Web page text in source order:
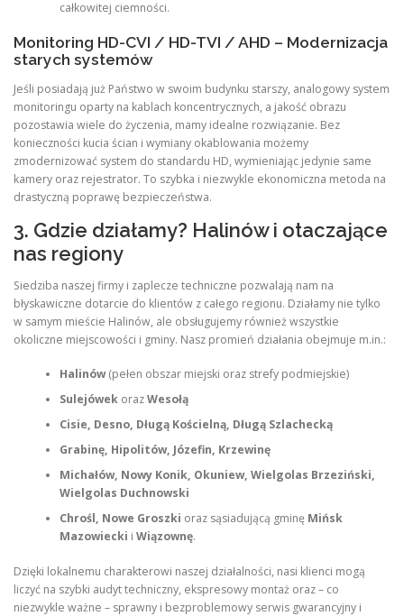
całkowitej ciemności.
Monitoring HD-CVI / HD-TVI / AHD – Modernizacja
starych systemów
Jeśli posiadają już Państwo w swoim budynku starszy, analogowy system
monitoringu oparty na kablach koncentrycznych, a jakość obrazu
pozostawia wiele do życzenia, mamy idealne rozwiązanie. Bez
konieczności kucia ścian i wymiany okablowania możemy
zmodernizować system do standardu HD, wymieniając jedynie same
kamery oraz rejestrator. To szybka i niezwykle ekonomiczna metoda na
drastyczną poprawę bezpieczeństwa.
3. Gdzie działamy? Halinów i otaczające
nas regiony
Siedziba naszej firmy i zaplecze techniczne pozwalają nam na
błyskawiczne dotarcie do klientów z całego regionu. Działamy nie tylko
w samym mieście Halinów, ale obsługujemy również wszystkie
okoliczne miejscowości i gminy. Nasz promień działania obejmuje m.in.:
Halinów(pełen obszar miejski oraz strefy podmiejskie)
SulejówekorazWesołą
Cisie, Desno, Długą Kościelną, Długą Szlachecką
Grabinę, Hipolitów, Józefin, Krzewinę
Michałów, Nowy Konik, Okuniew, Wielgolas Brzeziński,
Wielgolas Duchnowski
Chrośl, Nowe Groszki oraz sąsiadującą gminę Mińsk
Mazowiecki i Wiązownę.
Dzięki lokalnemu charakterowi naszej działalności, nasi klienci mogą
liczyć na szybki audyt techniczny, ekspresowy montaż oraz – co
niezwykle ważne – sprawny i bezproblemowy serwis gwarancyjny i